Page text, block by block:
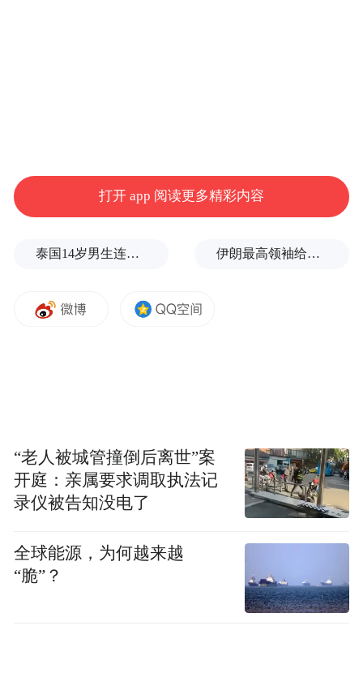
原海南省人大常委会委员、原三沙市人大常
津贴专家叶显恩教授，北京外国语大学附属
海南外国语学校创办人、董事长劳生福，临
要局副巡视员陈忠科，原海南省就业局副巡
视员王开初，海南省政府参事室特约研究
员、海口海关二级巡视员、椰城海关督办何
鹏飞，北京外国语大学附属海南外国语学校
校长张柏祥，原海口市地税局纳税服务管理
局局长王永茂，临高县政协副主席陈壮，海
打开 app 阅读更多精彩内容
泰国14岁男生连杀8人后自戕！先杀祖父母，再携98发子弹进入校园，更可怕的细节公布了 伊朗最高领袖给总统下了“最后警告”？
“老人被城管撞倒后离世”案
开庭：亲属要求调取执法记
录仪被告知没电了
全球能源，为何越来越
“脆”？